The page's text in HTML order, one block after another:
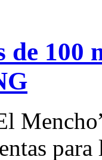
de 100